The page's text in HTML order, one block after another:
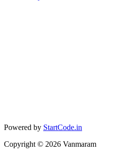
Powered by StartCode.in
Copyright © 2026 Vanmaram